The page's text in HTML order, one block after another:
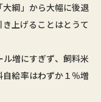
綱」から大幅に後退
上げることはとうて
増にすぎず、飼料米
給率はわずか１％増